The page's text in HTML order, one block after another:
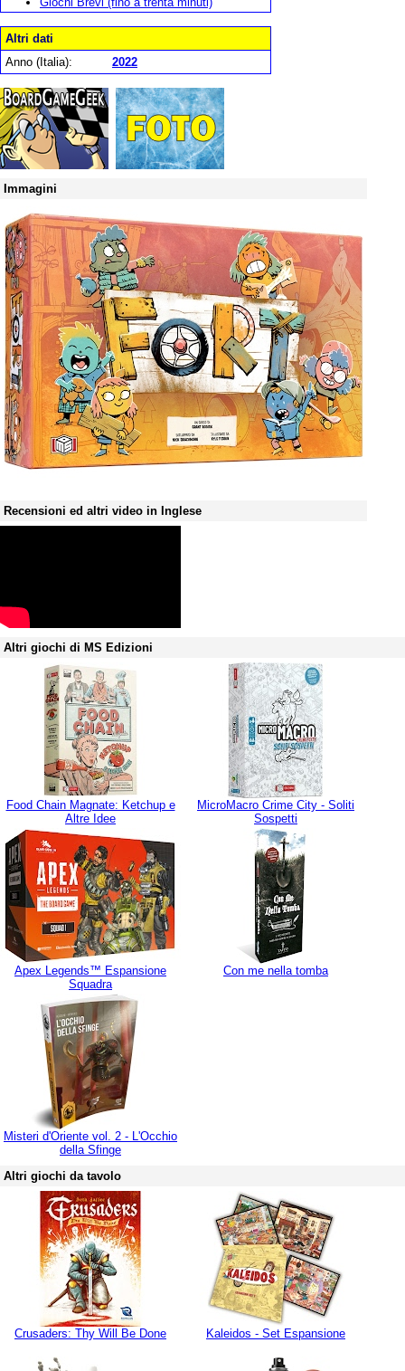
Altri dati
Anno (Italia):
2022
Immagini
Recensioni ed altri video in Inglese
Altri giochi di MS Edizioni
Food Chain Magnate: Ketchup e
Altre Idee
MicroMacro Crime City - Soliti
Sospetti
Apex Legends™ Espansione
Squadra
Con me nella tomba
Misteri d'Oriente vol. 2 - L'Occhio
della Sfinge
Altri giochi da tavolo
Crusaders: Thy Will Be Done Kaleidos - Set Espansione